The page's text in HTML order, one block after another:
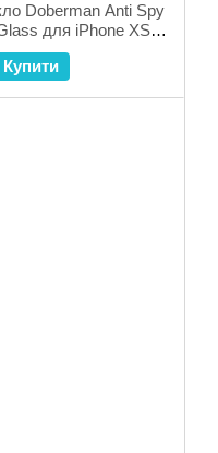
Doberman Anti Spy
для iPhone XS
Max
Купити